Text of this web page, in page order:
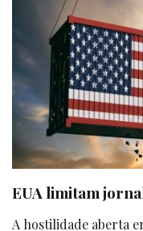
EUA limitam
A hostilidade aberta